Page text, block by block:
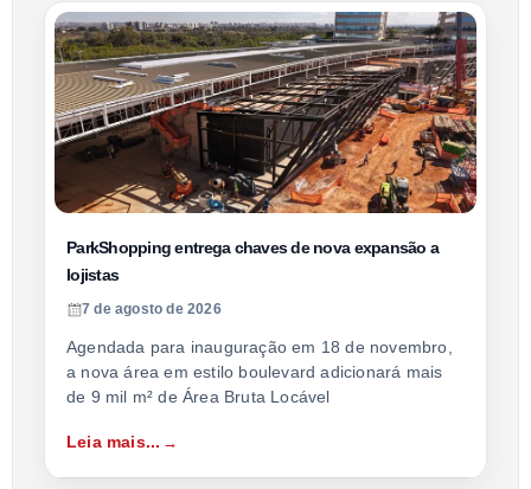
ParkShopping entrega chaves de nova expansão a
lojistas
7 de agosto de 2026
Agendada para inauguração em 18 de novembro,
a nova área em estilo boulevard adicionará mais
de 9 mil m² de Área Bruta Locável
Leia mais...